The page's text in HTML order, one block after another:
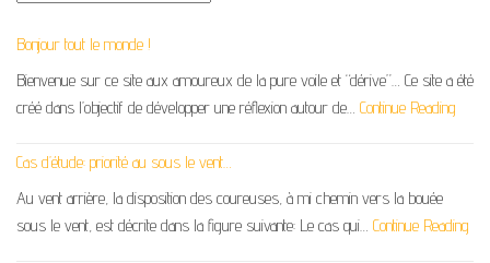
Bonjour tout le monde !
Bienvenue sur ce site aux amoureux de la pure voile et “dérive”… Ce site a été
créé dans l’objectif de développer une réflexion autour de… Continue Reading
Cas d’étude: priorité au sous le vent…
Au vent arrière, la disposition des coureuses, à mi chemin vers la bouée
sous le vent, est décrite dans la figure suivante: Le cas qui… Continue Reading